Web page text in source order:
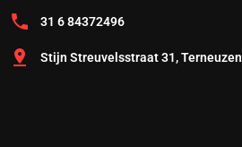
31 6 84372496
Stijn Streuvelsstraat 31, Terneuzen